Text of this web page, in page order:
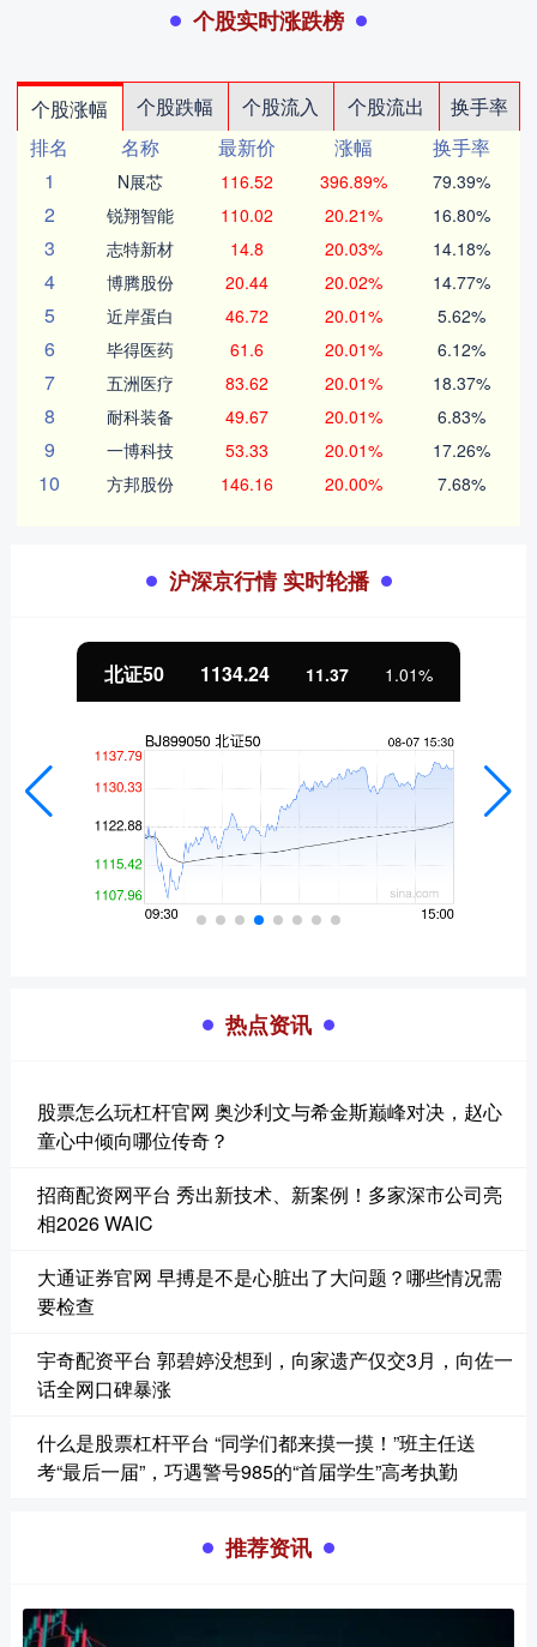
个股实时涨跌榜
个股涨幅 个股跌幅 个股流入 个股流出
换手率
排名
名称 最新价 涨幅
换手率
1
N展芯 116.52 396.89% 79.39%
2 锐翔智能 110.02 20.21% 16.80%
3 志特新材 14.8 20.03% 14.18%
4 博腾股份 20.44 20.02% 14.77%
5 近岸蛋白 46.72 20.01% 5.62%
6 毕得医药 61.6 20.01% 6.12%
7 五洲医疗 83.62 20.01% 18.37%
8 耐科装备 49.67 20.01% 6.83%
9 一博科技 53.33 20.01% 17.26%
10 方邦股份 146.16 20.00% 7.68%
沪深京行情 实时轮播
北证50 1134.24 11.37 1.01%
热点资讯
股票怎么玩杠杆官网 奥沙利文与希金斯巅峰对决，赵心
童心中倾向哪位传奇？
招商配资网平台 秀出新技术、新案例！多家深市公司亮
相2026 WAIC
大通证券官网 早搏是不是心脏出了大问题？哪些情况需
要检查
宇奇配资平台 郭碧婷没想到，向家遗产仅交3月，向佐一
话全网口碑暴涨
什么是股票杠杆平台 “同学们都来摸一摸！”班主任送
考“最后一届”，巧遇警号985的“首届学生”高考执勤
推荐资讯